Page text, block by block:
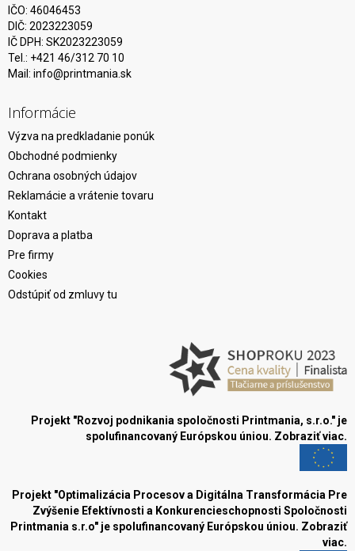
IČO: 46046453
DIČ: 2023223059
IČ DPH: SK2023223059
Tel.: +421 46/312 70 10
Mail: info@printmania.sk
Informácie
Výzva na predkladanie ponúk
Obchodné podmienky
Ochrana osobných údajov
Reklamácie a vrátenie tovaru
Kontakt
Doprava a platba
Pre firmy
Cookies
Odstúpiť od zmluvy tu
Projekt "Rozvoj podnikania spoločnosti Printmania, s.r.o." je
spolufinancovaný Európskou úniou. Zobraziť viac.
Projekt "Optimalizácia Procesov a Digitálna Transformácia Pre
Zvýšenie Efektívnosti a Konkurencieschopnosti Spoločnosti
Printmania s.r.o" je spolufinancovaný Európskou úniou. Zobraziť
viac.